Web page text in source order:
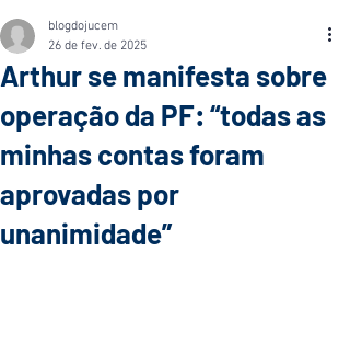
Arthur se manifesta sobre
operação da PF: “todas as
minhas contas foram
aprovadas por
unanimidade”
blogdojucem
26 de fev. de 2025